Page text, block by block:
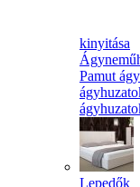
kinyitása
Pamut
Lepedők